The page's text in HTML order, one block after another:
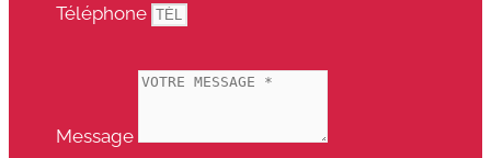
Téléphone
Message